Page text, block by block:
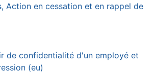
Action en cessation et en rappel de
de confidentialité d'un employé et
(eu)